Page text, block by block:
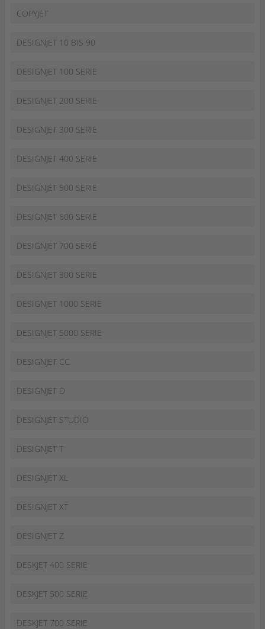
COPYJET
DESIGNJET 10 BIS 90
DESIGNJET 100 SERIE
DESIGNJET 200 SERIE
DESIGNJET 300 SERIE
DESIGNJET 400 SERIE
DESIGNJET 500 SERIE
DESIGNJET 600 SERIE
DESIGNJET 700 SERIE
DESIGNJET 800 SERIE
DESIGNJET 1000 SERIE
DESIGNJET 5000 SERIE
DESIGNJET CC
DESIGNJET D
DESIGNJET STUDIO
DESIGNJET T
DESIGNJET XL
DESIGNJET XT
DESIGNJET Z
DESKJET 400 SERIE
DESKJET 500 SERIE
DESKJET 700 SERIE